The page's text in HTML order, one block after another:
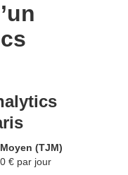
(TJM)
€ par jour